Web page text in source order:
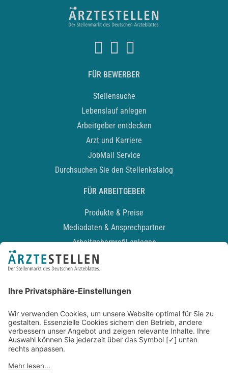
FÜR BEWERBER
Stellensuche
Lebenslauf anlegen
Arbeitgeber entdecken
Arzt und Karriere
JobMail Service
Durchsuchen Sie den Stellenkatalog
FÜR ARBEITGEBER
Produkte & Preise
Mediadaten & Ansprechpartner
Arbeitgeberprofil anlegen
Recruiting-Podcast
Kontakt
Datenschutz
Newsletter